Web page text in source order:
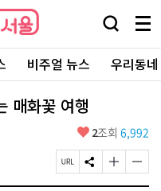
검
창
열
기
메
뉴
전
체
보
비주얼 뉴스 우리동
매화꽃 여행
좋
요
2조회 6,992
페
이
S
N
글
자
글
자